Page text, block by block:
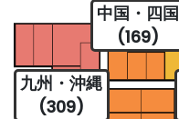
中国・四国
(169)
九州・沖縄
(309)